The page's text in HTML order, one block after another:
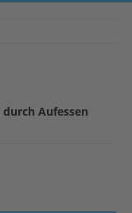
Aufessen